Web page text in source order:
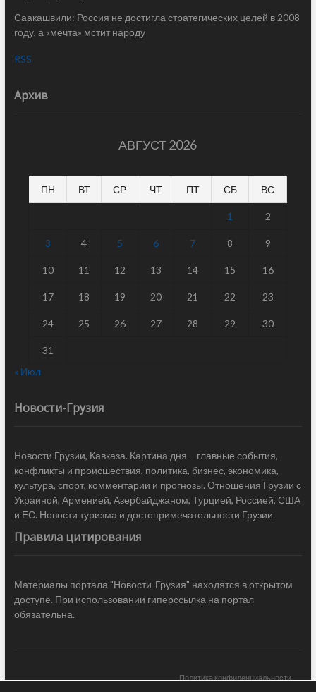
Саакашвили: Россия не достигла стратегических целей в 2008
году, а «мечта» мстит народу
RSS
Архив
АВГУСТ 2026
ПН ВТ СР ЧТ ПТ СБ ВС
1 2
3 4 5 6 7 8 9
10 11 12 13 14 15 16
17 18 19 20 21 22 23
24 25 26 27 28 29 30
31
« Июл
Новости-Грузия
Новости Грузии, Кавказа. Картина дня – главные события,
конфликты и происшествия, политика, бизнес, экономика,
культура, спорт, комментарии и прогнозы. Отношения Грузии с
Украиной, Арменией, Азербайджаном, Турцией, Россией, США
и ЕС. Новости туризма и достопримечательности Грузии.
Правила цитирования
Материалы портала "Новости-Грузия" находятся в открытом
доступе. При использовании гиперссылка на портал
обязательна.
Политика конфиденциальности